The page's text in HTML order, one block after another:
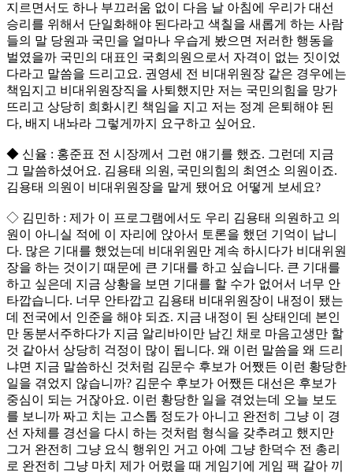
지르면서도 하나 부끄러움 없이 다음 날 아침에 우리가 대선
승리를 위해서 단일화해야 된다라고 색칠을 새롭게 하는 사람
들의 말 당원과 국민을 얼마나 우습게 봤으면 저러한 행동을
벌였을까 국민의 대표인 국회의원으로서 자격이 없는 짓이었
다라고 말씀을 드리고요. 권영세 전 비대위원장 같은 경우에는
책임지고 비대위원장직을 사퇴했지만 저는 국민의힘을 망가
뜨리고 상당히 희화시킨 책임을 지고 저는 정계 은퇴해야 된
다, 배지 내놔라 그렇게까지 요구하고 싶어요.
◆ 신율 : 홍준표 전 시장께서 그런 얘기를 했죠. 그런데 지금
그 말씀하셨어요. 김용태 의원, 국민의힘의 최연소 의원이죠.
김용태 의원이 비대위원장을 맡게 됐어요 어떻게 보세요?
◇ 김민하 : 제가 이 프로그램에서도 우리 김용태 의원하고 의
원이 아니실 적에 이 자리에 앉아서 토론을 했던 기억이 납니
다. 많은 기대를 했었는데 비대위원만 계속 하시다가 비대위원
장을 하는 것이기 때문에 큰 기대를 하고 싶습니다. 큰 기대를
하고 싶은데 지금 상황을 보면 기대를 할 수가 없어서 너무 안
타깝습니다. 너무 안타깝고 김용태 비대위원장이 내정이 됐는
데 전국에서 인준을 해야 되죠. 지금 내정이 된 상태인데 본인
만 동분서주하다가 지금 알리바이만 남긴 채로 마음고생만 할
것 같아서 상당히 걱정이 많이 됩니다. 왜 이런 말씀을 왜 드리
냐면 지금 말씀하신 것처럼 김문수 후보가 어쨌든 이런 황당한
일을 겪었지 않습니까? 김문수 후보가 어쨌든 대선은 후보가
중심이 되는 거잖아요. 이런 황당한 일을 겪었는데 오늘 보도
를 보니까 짜고 치는 고스톱 정도가 아니고 완전히 그냥 이 경
선 자체를 경선을 다시 하는 것처럼 형식을 갖추려고 했지만
그거 완전히 그냥 요식 행위인 거고 아예 그냥 한덕수 전 총리
로 완전히 그냥 마치 제가 어렸을 때 게임기에 게임 팩 갈아 끼